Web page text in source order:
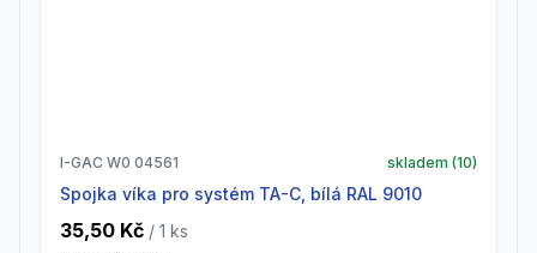
I-GAC W0 04561 skladem (10)
Spojka víka pro systém TA-C, bílá RAL 9010
35,50 Kč / 1 ks